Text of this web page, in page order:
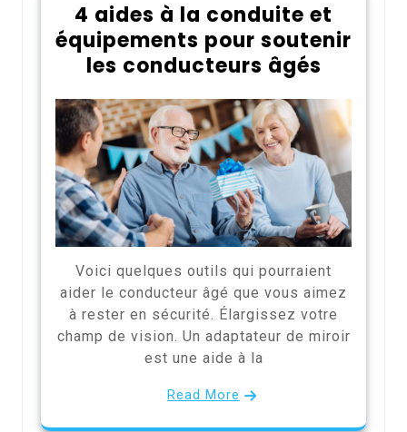
4 aides à la conduite et
équipements pour soutenir
les conducteurs âgés
Voici quelques outils qui pourraient
aider le conducteur âgé que vous aimez
à rester en sécurité. Élargissez votre
champ de vision. Un adaptateur de miroir
est une aide à la
Read More